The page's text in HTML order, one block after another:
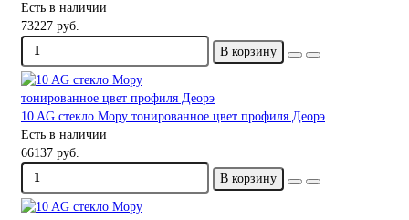
Есть в наличии
73227 руб.
В корзину
10 AG стекло Мору тонированное цвет профиля Деорэ
Есть в наличии
66137 руб.
В корзину